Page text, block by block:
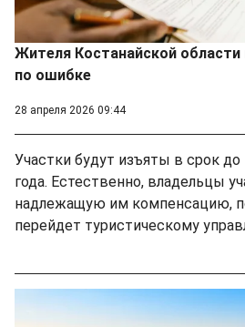
Жителя Костанайской
по ошибке
28 апреля 2026 09:44
Участки будут изъяты в срок
года. Естественно, владельцы
надлежащую им компенсацию,
перейдет туристическому